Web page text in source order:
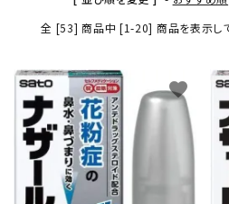
全 [53] 商品中 [1-20] 商品を表示し
favorite